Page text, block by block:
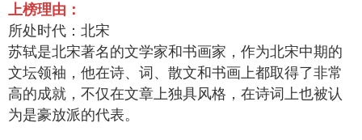
上榜理由：
所处时代：北宋
苏轼是北宋著名的文学家和书画家，作为北宋中期的
文坛领袖，他在诗、词、散文和书画上都取得了非常
高的成就，不仅在文章上独具风格，在诗词上也被认
为是豪放派的代表。